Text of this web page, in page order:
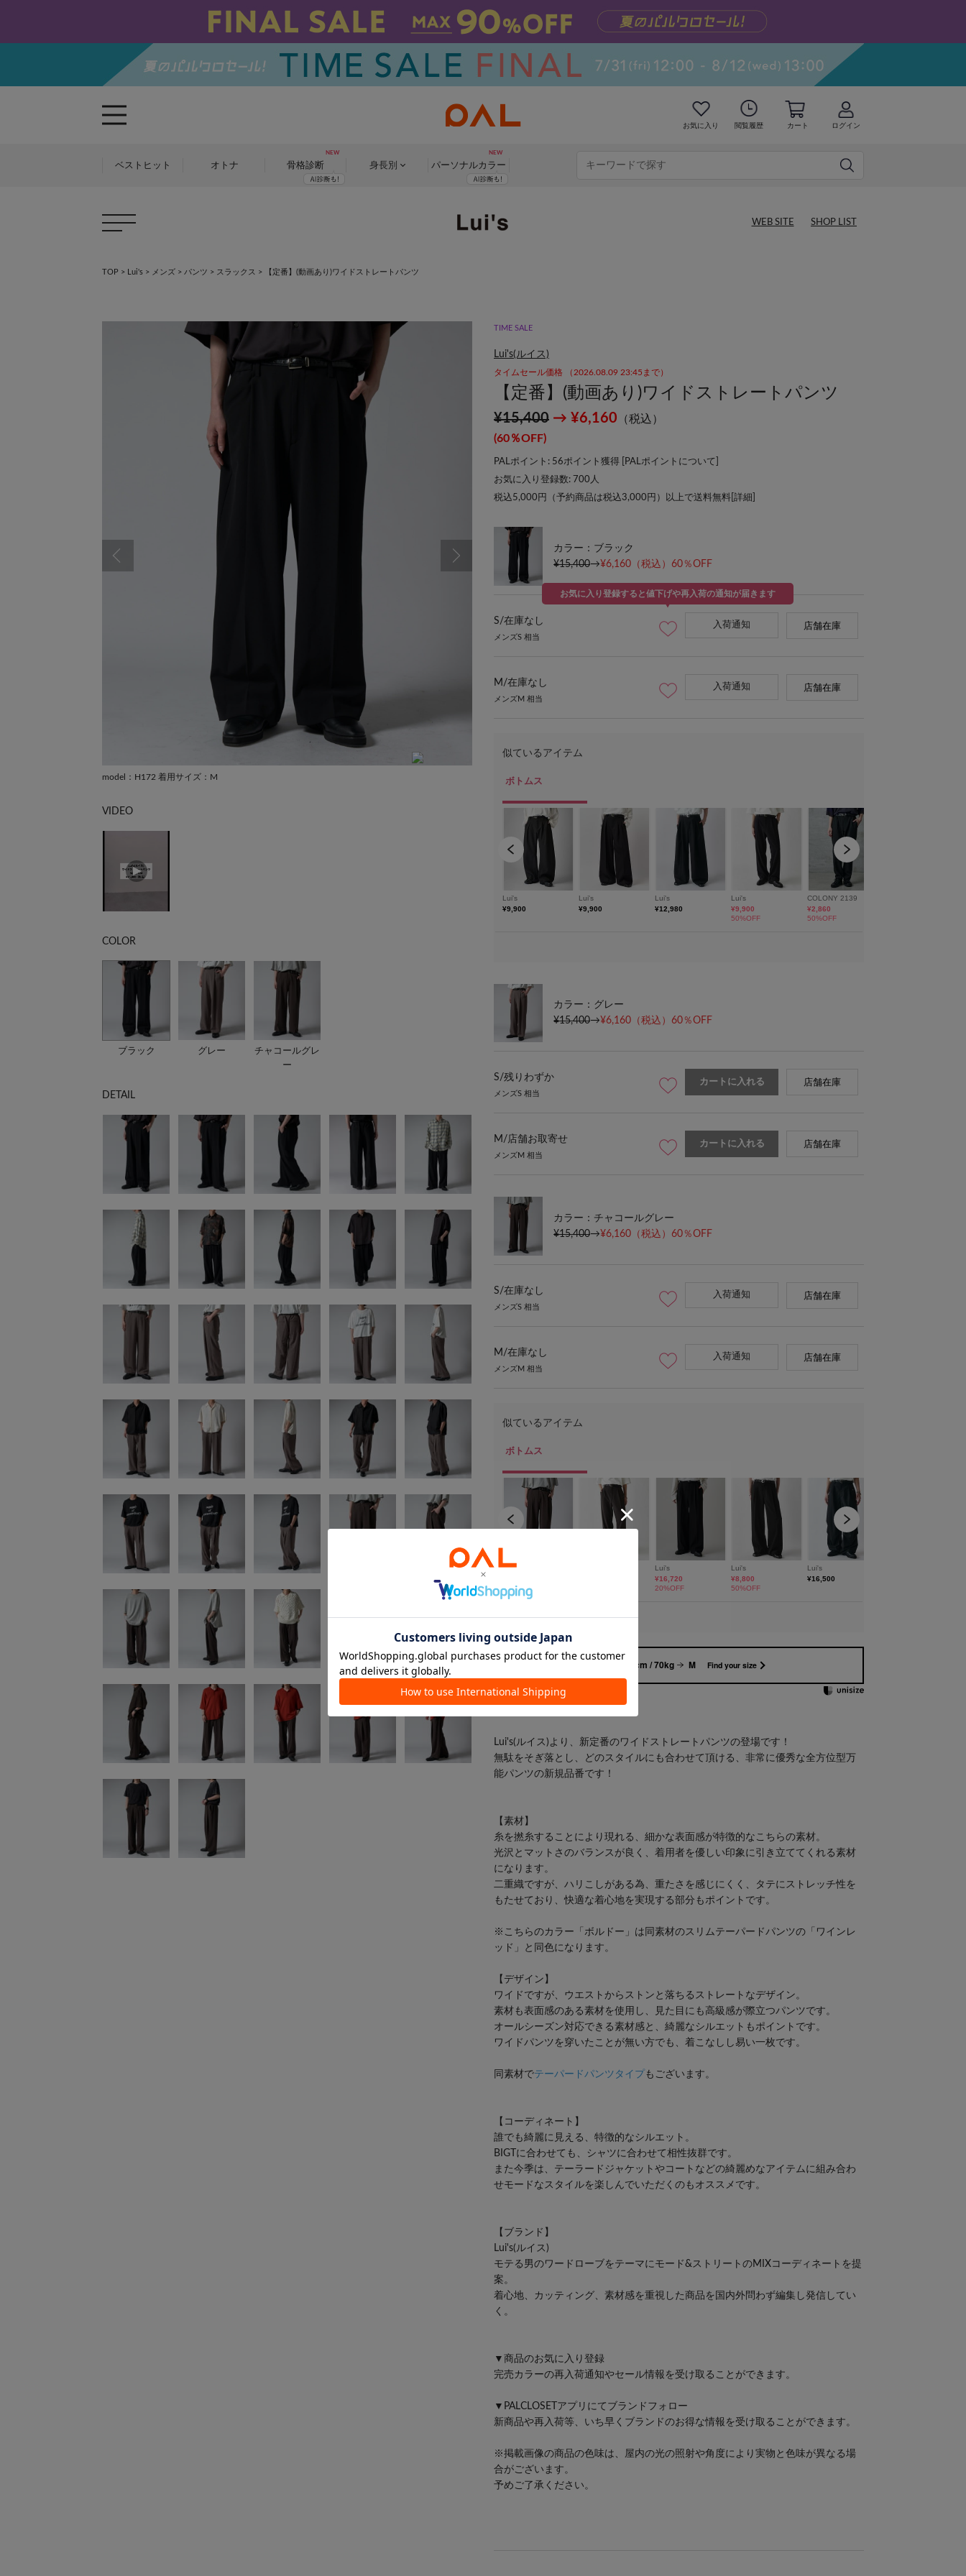
お気に入り 閲覧履歴 カート ログイン
ベストヒット オトナ 骨格診断 身長別 パーソナルカラー
WEB SITE SHOP LIST
TOP > Lui's > メンズ > パンツ > スラックス > 【定番】(動画あり)ワイドストレートパンツ
model：H172 着用サイズ：M model：H172 着用サイズ：M
VIDEO
COLOR
ブラック グレー
チャコールグレ
ー
DETAIL
TIME SALE
Lui's(ルイス)
タイムセール価格 （2026.08.09 23:45まで）
【定番】(動画あり)ワイドストレートパンツ
¥15,400 → ¥6,160 （税込）
(60％OFF)
PALポイント: 56ポイント獲得 [ PALポイントについて
お気に入り登録数: 700 人
税込5,000円（予約商品は税込3,000円）以上で送料無料[ 詳細
カラー：ブラック
¥15,400→¥6,160 （税込）60％OFF
S/在庫なし
メンズS 相当
お気に入り登録すると値下げや再入荷の通知が届きます
入荷通知 店舗在庫
M/在庫なし
メンズM 相当
入荷通知 店舗在庫
カラー：グレー
¥15,400→¥6,160 （税込）60％OFF
S/残りわずか
メンズS 相当
カートに入れる 店舗在庫
M/ 店舗お取寄せ
メンズM 相当
カートに入れる 店舗在庫
カラー：チャコールグレー
¥15,400→¥6,160 （税込）60％OFF
S/在庫なし
メンズS 相当
入荷通知 店舗在庫
M/在庫なし
メンズM 相当
入荷通知 店舗在庫
173cm / 70kg M Find your size
Lui's(ルイス)より、新定番のワイドストレートパンツの登場です！
無駄をそぎ落とし、どのスタイルにも合わせて頂ける、非常に優秀な全方位型万
能パンツの新規品番です！
【素材】
糸を撚糸することにより現れる、細かな表面感が特徴的なこちらの素材。
光沢とマットさのバランスが良く、着用者を優しい印象に引き立ててくれる素材
になります。
二重織ですが、ハリこしがある為、重たさを感じにくく、タテにストレッチ性を
もたせており、快適な着心地を実現する部分もポイントです。
※こちらのカラー「ボルドー」は同素材のスリムテーパードパンツの「ワインレ
ッド」と同色になります。
【デザイン】
ワイドですが、ウエストからストンと落ちるストレートなデザイン。
素材も表面感のある素材を使用し、見た目にも高級感が際立つパンツです。
オールシーズン対応できる素材感と、綺麗なシルエットもポイントです。
ワイドパンツを穿いたことが無い方でも、着こなしし易い一枚です。
同素材でテーパードパンツタイプもございます。
【コーディネート】
誰でも綺麗に見える、特徴的なシルエット。
BIGTに合わせても、シャツに合わせて相性抜群です。
また今季は、テーラードジャケットやコートなどの綺麗めなアイテムに組み合わ
せモードなスタイルを楽しんでいただくのもオススメです。
【ブランド】
Lui's(ルイス)
モテる男のワードローブをテーマにモード&ストリートのMIXコーディネートを提
案。
着心地、カッティング、素材感を重視した商品を国内外問わず編集し発信してい
く。
▼商品のお気に入り登録
完売カラーの再入荷通知やセール情報を受け取ることができます。
▼PALCLOSETアプリにてブランドフォロー
新商品や再入荷等、いち早くブランドのお得な情報を受け取ることができます。
※掲載画像の商品の色味は、屋内の光の照射や角度により実物と色味が異なる場
合がございます。
予めご了承ください。